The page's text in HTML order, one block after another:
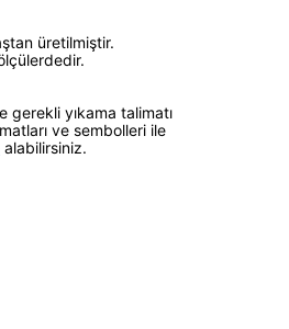
üretilmiştir.
gerekli yıkama talimatı
ve sembolleri ile
alabilirsiniz.